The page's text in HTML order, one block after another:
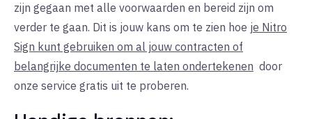
zijn gegaan met alle voorwaarden en bereid zijn om
verder te gaan. Dit is jouw kans om te zien hoe je Nitro
Sign kunt gebruiken om al jouw contracten of
belangrijke documenten te laten ondertekenen door
onze service gratis uit te proberen.